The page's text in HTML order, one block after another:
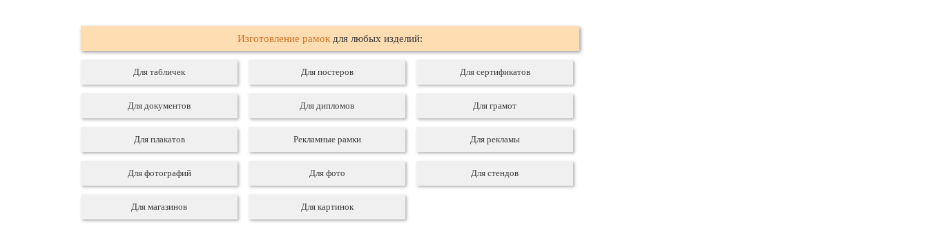
Изготовление рамок для любых изделий:
Для табличек Для постеров Для сертификатов
Для документов Для дипломов Для грамот
Для плакатов Рекламные рамки Для рекламы
Для фотографий Для фото Для стендов
Для магазинов Для картинок